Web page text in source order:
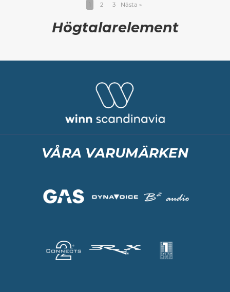
1 2 3 Nästa »
Högtalarelement
VÅRA VARUMÄRKEN